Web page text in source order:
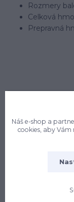
Rozmery
Celková
Prepravná
Tovar
(Po-Pi, 8:30 - 17:00 hod.)
info@jansen-
Náš e-shop a
cookies, aby